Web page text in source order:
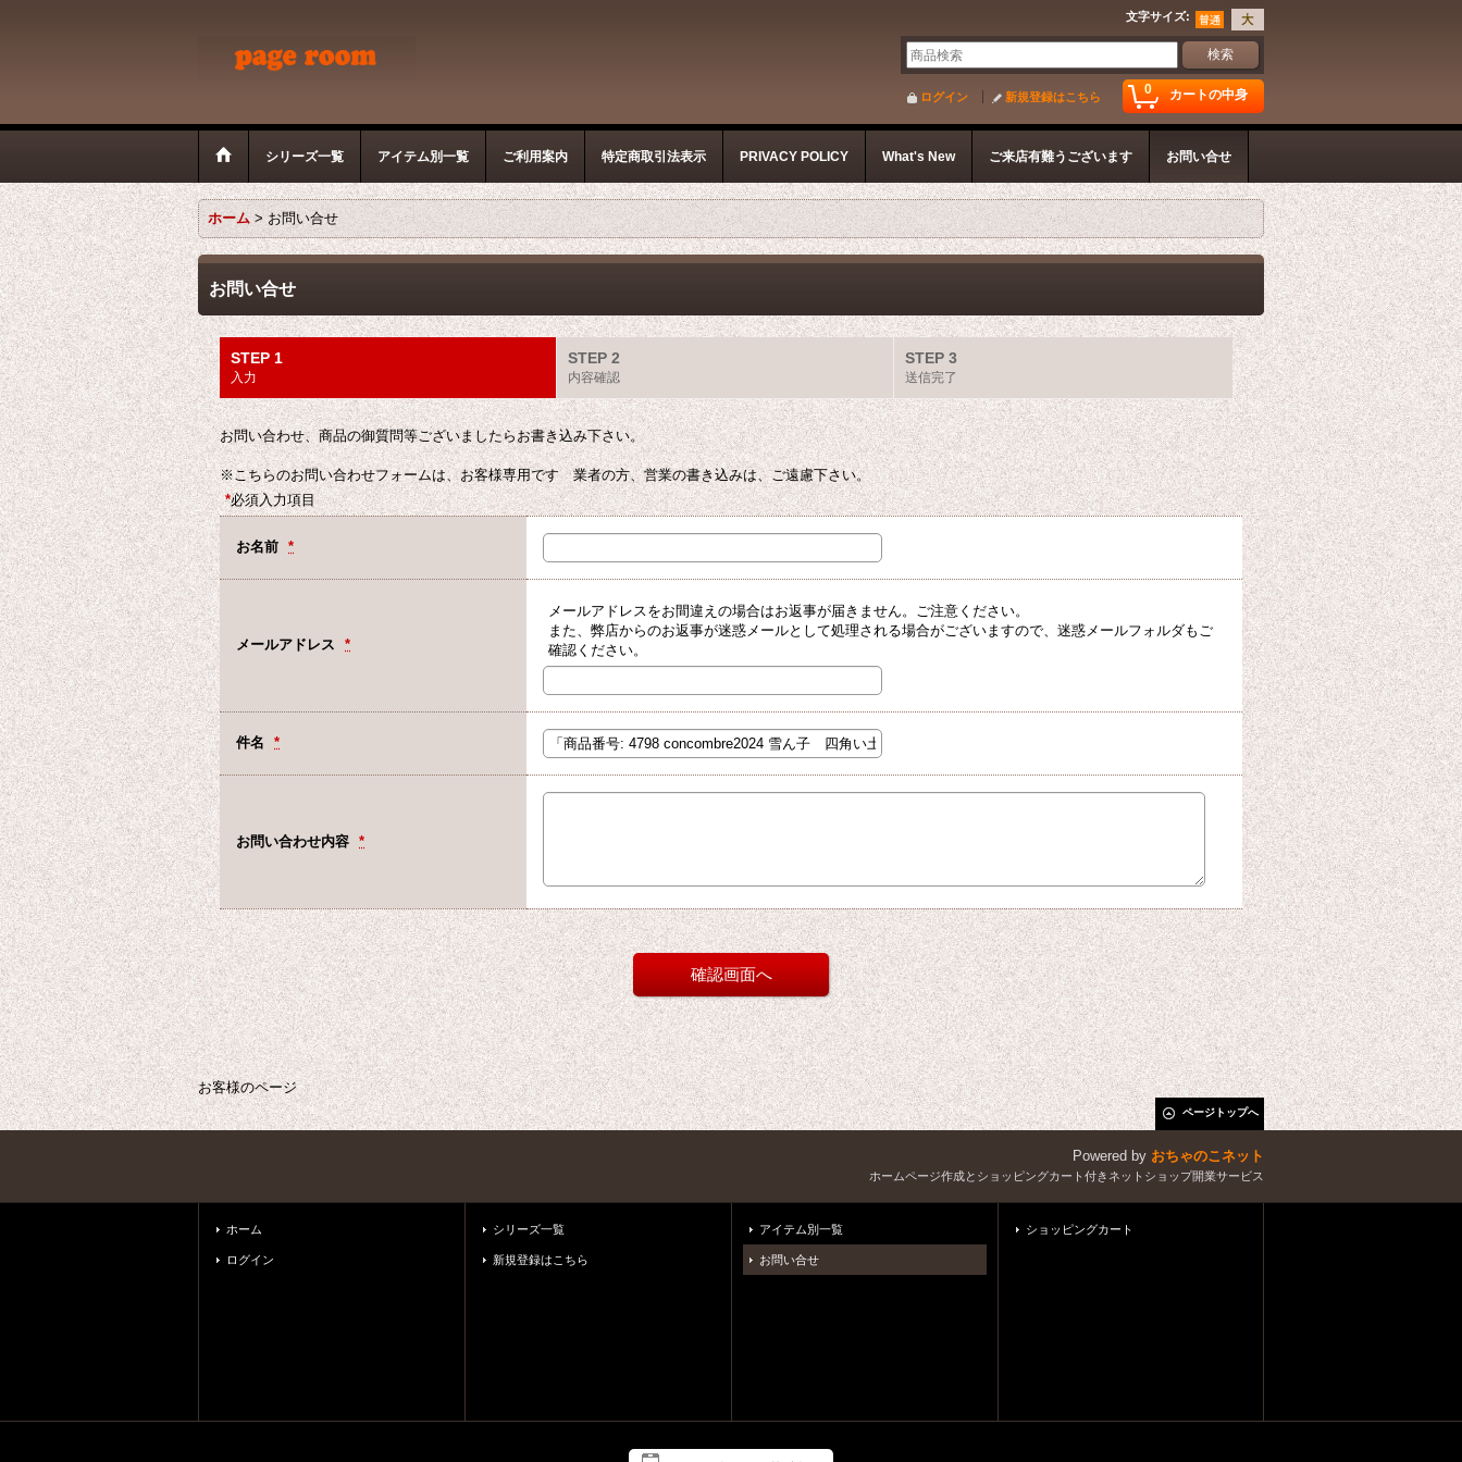
文字サイズ:
0 カートの中身
ログイン 新規登録はこちら
シリーズ一覧 アイテム別一覧 ご利用案内 特定商取引法表示 PRIVACY POLICY What's New ご来店有難うございます お問い合せ
ホーム > お問い合せ
お問い合せ
STEP 1
入力
STEP 2
内容確認
STEP 3
送信完了
お問い合わせ、商品の御質問等ございましたらお書き込み下さい。
※こちらのお問い合わせフォームは、お客様専用です 業者の方、営業の書き込みは、ご遠慮下さい。
*必須入力項目
お名前 *
メールアドレス *
メールアドレスをお間違えの場合はお返事が届きません。ご注意ください。
また、弊店からのお返事が迷惑メールとして処理される場合がございますので、迷惑メールフォルダもご
確認ください。
件名 *
お問い合わせ内容 *
お客様のページ
ページトップへ
Powered by おちゃのこネット
ホームページ作成とショッピングカート付きネットショップ開業サービス
ホーム
ログイン
シリーズ一覧
新規登録はこちら
アイテム別一覧
お問い合せ
ショッピングカート